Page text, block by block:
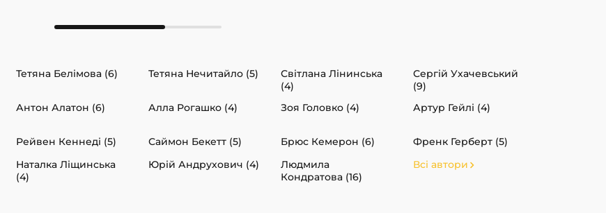
Тетяна Белімова (6) Тетяна Нечитайло (5)
Світлана Лінинська
(4)
Сергій Ухачевський
(9)
Антон Алатон (6) Алла Рогашко (4) Зоя Головко (4) Артур Гейлі (4)
Рейвен Кеннеді (5) Саймон Бекетт (5) Брюс Кемерон (6)
Френк Герберт (5)
Наталка Ліщинська
(4)
Юрій Андрухович (4)
Людмила
Кондратова (16)
Всі автори